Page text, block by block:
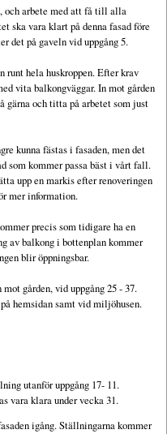
och arbete med att få till alla
ska vara klart på denna fasad före
det på gaveln vid uppgång 5.
runt hela huskroppen. Efter krav
vita balkongväggar. In mot gården
gärna och titta på arbetet som just
kunna fästas i fasaden, men det
som kommer passa bäst i vårt fall.
upp en markis efter renoveringen
mer information.
precis som tidigare ha en
av balkong i bottenplan kommer
blir öppningsbar.
gården, vid uppgång 25 - 37.
hemsidan samt vid miljöhusen.
utanför uppgång 17- 11.
vara klara under vecka 31.
igång. Ställningarna kommer